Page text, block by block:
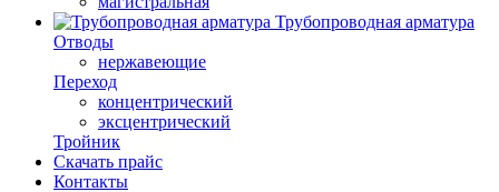
Трубопроводная арматура
Отводы
нержавеющие
Переход
концентрический
эксцентрический
Тройник
Скачать прайс
Контакты